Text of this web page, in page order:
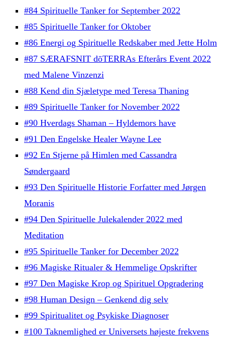
#84 Spirituelle Tanker for September 2022
#85 Spirituelle Tanker for Oktober
#86 Energi og Spirituelle Redskaber med Jette Holm
#87 SÆRAFSNIT dōTERRAs Efterårs Event 2022
med Malene Vinzenzi
#88 Kend din Sjæletype med Teresa Thaning
#89 Spirituelle Tanker for November 2022
#90 Hverdags Shaman – Hyldemors have
#91 Den Engelske Healer Wayne Lee
#92 En Stjerne på Himlen med Cassandra
Søndergaard
#93 Den Spirituelle Historie Forfatter med Jørgen
Moranis
#94 Den Spirituelle Julekalender 2022 med
Meditation
#95 Spirituelle Tanker for December 2022
#96 Magiske Ritualer & Hemmelige Opskrifter
#97 Den Magiske Krop og Spirituel Opgradering
#98 Human Design – Genkend dig selv
#99 Spiritualitet og Psykiske Diagnoser
#100 Taknemlighed er Universets højeste frekvens